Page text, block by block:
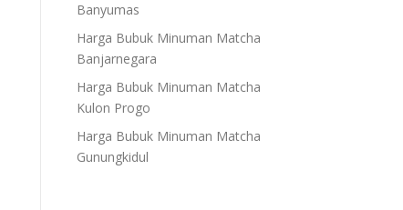
Banyumas
Harga Bubuk Minuman Matcha
Banjarnegara
Harga Bubuk Minuman Matcha
Kulon Progo
Harga Bubuk Minuman Matcha
Gunungkidul